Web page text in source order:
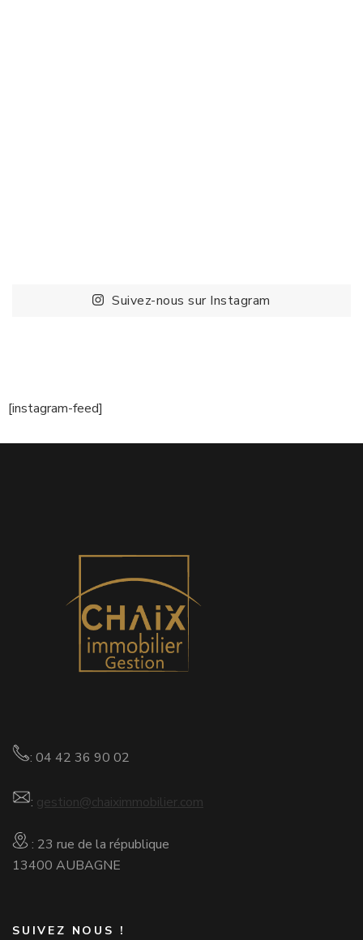
Suivez-nous sur Instagram
[instagram-feed]
: 04 42 36 90 02
: gestion@chaiximmobilier.com
: 23 rue de la république
13400 AUBAGNE
SUIVEZ NOUS !